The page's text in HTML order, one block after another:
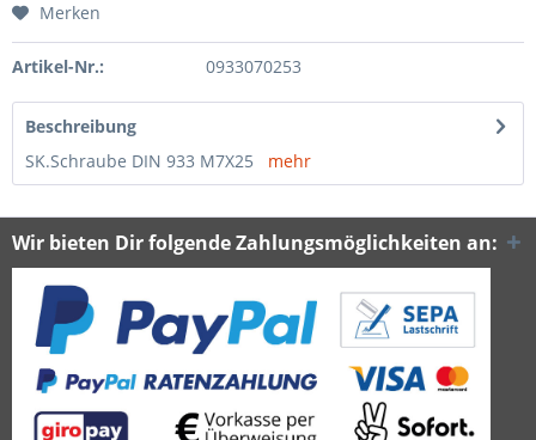
Merken
Artikel-Nr.: 0933070253
Beschreibung
SK.Schraube DIN 933 M7X25 mehr
Wir bieten Dir folgende Zahlungsmöglichkeiten an: